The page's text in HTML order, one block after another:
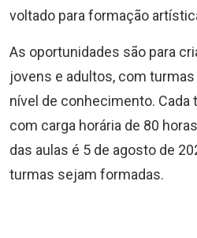
voltado para formação
As oportunidades são para
jovens e adultos, com
nível de conhecimento. Cada
com carga horária de 80
das aulas é 5 de agosto de
turmas sejam formadas.